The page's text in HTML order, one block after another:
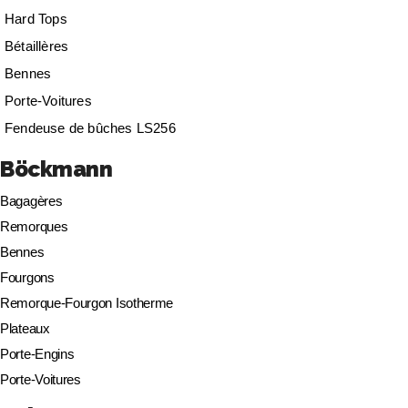
Hard Tops
Bétaillères
Bennes
Porte-Voitures
Fendeuse de bûches LS256
Böckmann
Bagagères
Remorques
Bennes
Fourgons
Remorque-Fourgon Isotherme
Plateaux
Porte-Engins
Porte-Voitures